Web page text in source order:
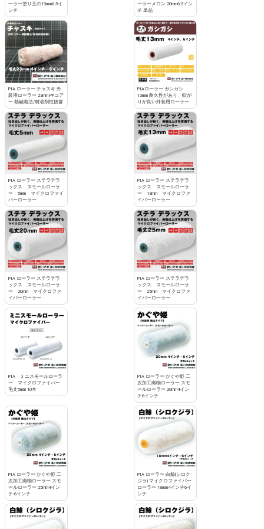
ーラー塗り王の13mm6.5イ
ンチ
ーラーメロン 20mm6.5イン
チ 単品
PIA ローラー チャスキ 外
装用ローラー 23mm PPコア
ー 熱融着法/耐溶剤性抜群
PIAローラー ガシガシ
13mm 耐久性があり、転が
りが良い外装用ローラー
PIA ローラー ステラデラ
ックス スモールローラ
ー 5mm マイクロファイ
バーローラー
PIA ローラー ステラデラ
ックス スモールローラ
ー 13mm マイクロファ
イバーローラー
PIA ローラー ステラデラ
ックス スモールローラ
ー 20mm マイクロファ
イバーローラー
PIA ローラー ステラデラ
ックス スモールローラ
ー 25mm マイクロファ
イバーローラー
PIA ミニスモールローラ
ー マイクロファイバー
毛丈5mm 10本
PIA ローラー かぐや姫 二
次加工織物ローラー スモ
ールローラー 20mm4イン
チ6インチ
PIA ローラー かぐや姫 二
次加工織物ローラー スモ
ールローラー 25mm4イン
チ-6インチ
PIA ローラー 白鯨(シロク
ジラ) マイクロファイバー
ローラー 18mm4インチ6イ
ンチ